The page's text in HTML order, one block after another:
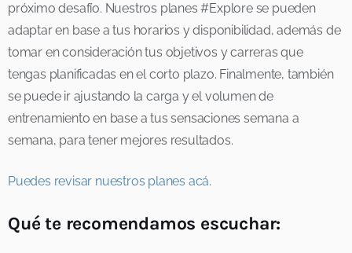
próximo desafío. Nuestros planes #Explore se pueden
adaptar en base a tus horarios y disponibilidad, además de
tomar en consideración tus objetivos y carreras que
tengas planificadas en el corto plazo. Finalmente, también
se puede ir ajustando la carga y el volumen de
entrenamiento en base a tus sensaciones semana a
semana, para tener mejores resultados.
Puedes revisar nuestros planes acá.
Qué te recomendamos escuchar: